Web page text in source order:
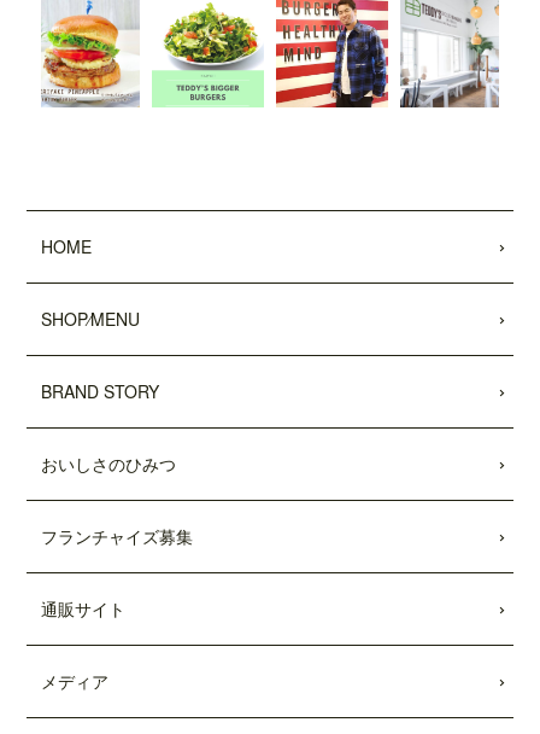
ハワイ抽選会への商品提供にて参加いた
します。詳しくはこちら
2022.05.27
Eトラベルガイド』 に、原宿表参道店が
掲載されました。
2022.05.20
日頃より、テディーズビガーバーガーを
世界的な物流網の混乱により、ポテトの
更させていただきます。ご利用のお客様
には大変ご不便をおかけいたしますが、
げます。
黒店の「5倍激辛バーガー」が掲載されま
HOME
SHOP⁄MENU
BRAND STORY
おいしさのひみつ
フランチャイズ募集
通販サイト
メディア